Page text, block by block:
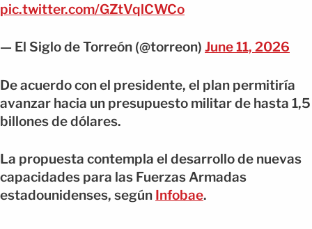
pic.twitter.com/GZtVqlCWCo
— El Siglo de Torreón (@torreon) June 11, 2026
De acuerdo con el presidente, el plan permitiría
avanzar hacia un presupuesto militar de hasta 1,5
billones de dólares.
La propuesta contempla el desarrollo de nuevas
capacidades para las Fuerzas Armadas
estadounidenses, según Infobae.